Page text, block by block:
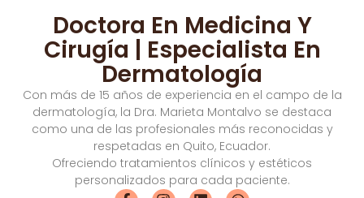
Doctora En Medicina Y
Cirugía | Especialista En
Dermatología
Con más de 15 años de experiencia en el campo de la
dermatología, la Dra. Marieta Montalvo se destaca
como una de las profesionales más reconocidas y
respetadas en Quito, Ecuador.
Ofreciendo tratamientos clínicos y estéticos
personalizados para cada paciente.